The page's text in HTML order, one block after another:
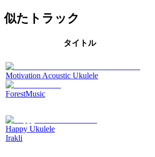
似たトラック
タイトル
Motivation Acoustic Ukulele
ForestMusic
Happy Ukulele
Irakli